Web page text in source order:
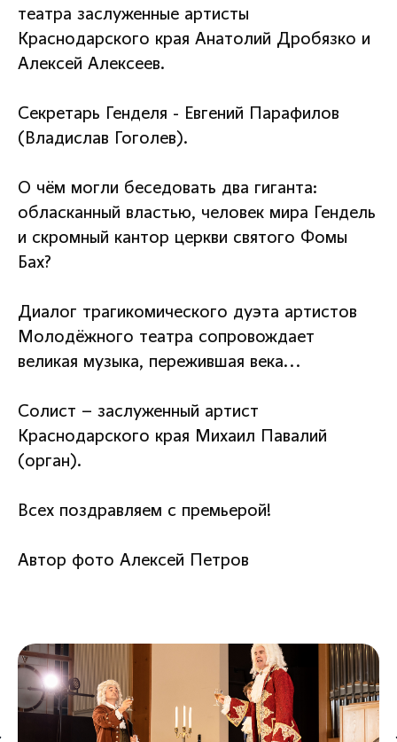
театра заслуженные артисты
Краснодарского края Анатолий Дробязко и
Алексей Алексеев.
Секретарь Генделя - Евгений Парафилов
(Владислав Гоголев).
О чём могли беседовать два гиганта:
обласканный властью, человек мира Гендель
и скромный кантор церкви святого Фомы
Бах?
Диалог трагикомического дуэта артистов
Молодёжного театра сопровождает
великая музыка, пережившая века...
Солист – заслуженный артист
Краснодарского края Михаил Павалий
(орган).
Всех поздравляем с премьерой!
Автор фото Алексей Петров